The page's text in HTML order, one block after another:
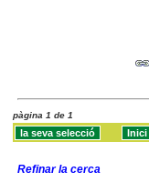
pàgina 1 de 1
Refinar la cerca